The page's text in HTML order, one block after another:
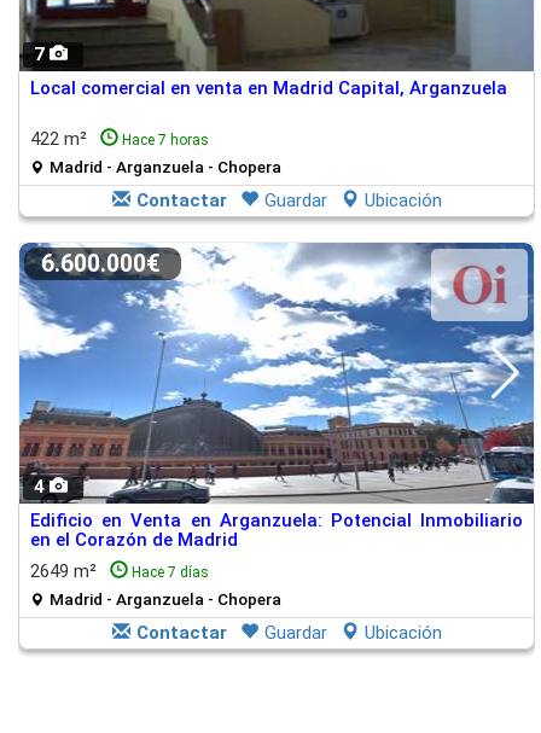
7
Local comercial en venta en Madrid Capital, Arganzuela
422 m² Hace 7 horas
Madrid - Arganzuela - Chopera
Contactar Guardar Ubicación
4
6.600.000€
Edificio en Venta en Arganzuela: Potencial Inmobiliario
en el Corazón de Madrid
2649 m²
Hace 7 días
Madrid - Arganzuela - Chopera
Contactar Guardar Ubicación